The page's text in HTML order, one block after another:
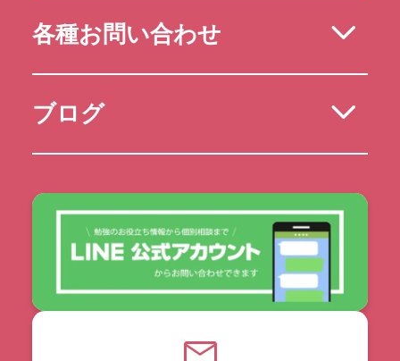
各種お問い合わせ
ブログ